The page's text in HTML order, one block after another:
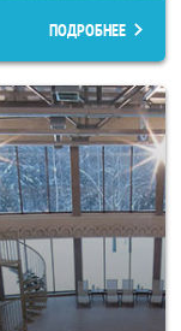
ПОДРОБНЕЕ